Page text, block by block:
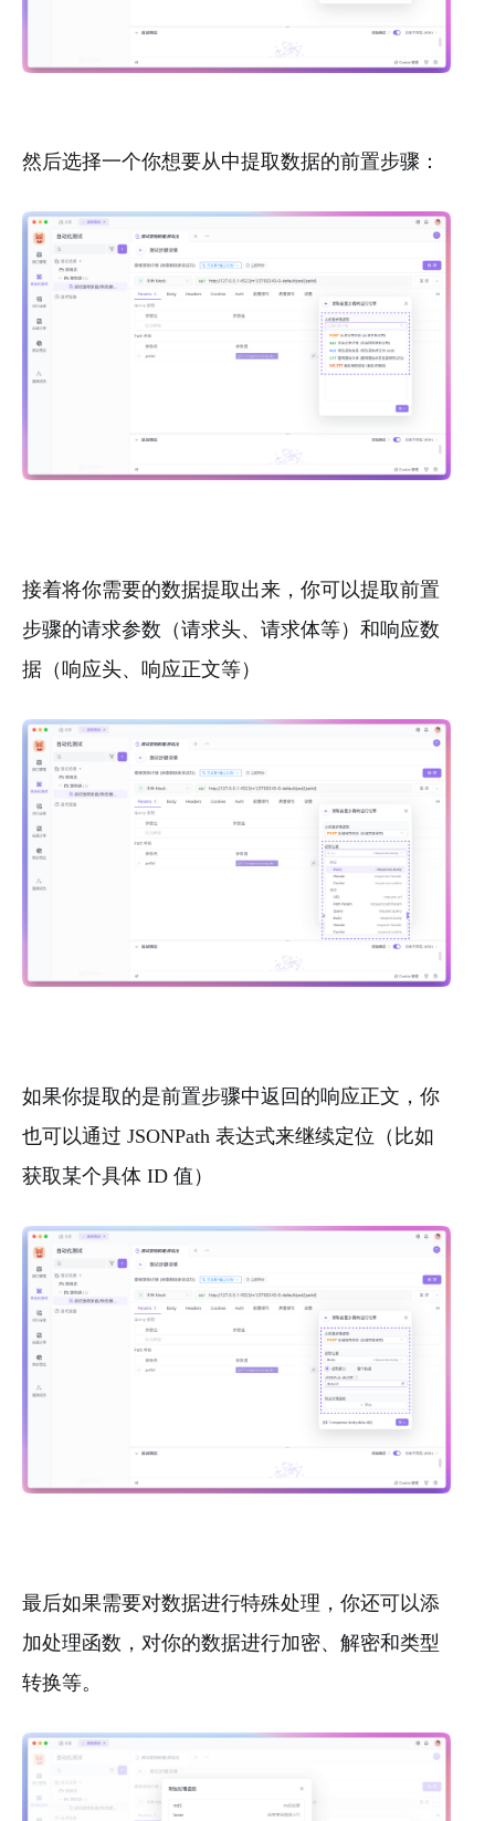
然后选择一个你想要从中提取数据的前置步骤：
接着将你需要的数据提取出来，你可以提取前置
步骤的请求参数（请求头、请求体等）和响应数
据（响应头、响应正文等）
如果你提取的是前置步骤中返回的响应正文，你
也可以通过 JSONPath 表达式来继续定位（比如
获取某个具体 ID 值）
最后如果需要对数据进行特殊处理，你还可以添
加处理函数，对你的数据进行加密、解密和类型
转换等。